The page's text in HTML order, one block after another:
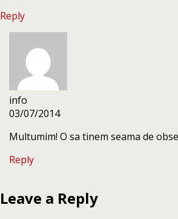
Reply
info
03/07/2014
Multumim! O sa tinem seama de
Reply
Leave a Reply